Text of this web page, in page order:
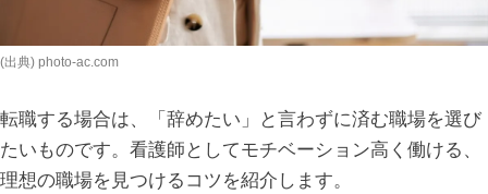
(出典) photo-ac.com
転職する場合は、「辞めたい」と言わずに済む職場を選び
たいものです。看護師としてモチベーション高く働ける、
理想の職場を見つけるコツを紹介します。